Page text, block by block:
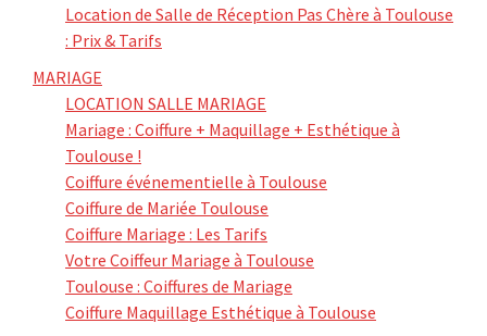
Location de Salle de Réception Pas Chère à Toulouse
: Prix & Tarifs
MARIAGE
LOCATION SALLE MARIAGE
Mariage : Coiffure + Maquillage + Esthétique à
Toulouse !
Coiffure événementielle à Toulouse
Coiffure de Mariée Toulouse
Coiffure Mariage : Les Tarifs
Votre Coiffeur Mariage à Toulouse
Toulouse : Coiffures de Mariage
Coiffure Maquillage Esthétique à Toulouse